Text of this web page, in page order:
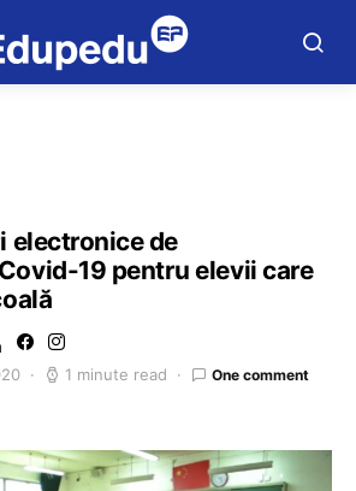
electronice de
19 pentru elevii care
1 minute read One comment